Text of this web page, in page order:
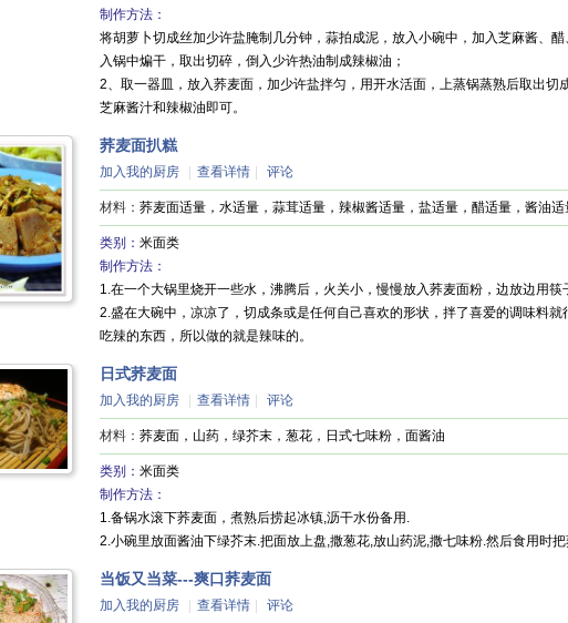
制作方法：
将胡萝卜切成丝加少许盐腌制几分钟，蒜拍成泥，放入小碗中，加入芝麻酱、
入锅中煸干，取出切碎，倒入少许热油制成辣椒油；
2、取一器皿，放入荞麦面，加少许盐拌匀，用开水活面，上蒸锅蒸熟后取出切
芝麻酱汁和辣椒油即可。
荞麦面扒糕
加入我的厨房 查看详情 评论
材料： 荞麦面适量，水适量，蒜茸适量，辣椒酱适量，盐适量，醋适量，酱油
类别： 米面类
制作方法：
1.在一个大锅里烧开一些水，沸腾后，火关小，慢慢放入荞麦面粉，边放边用筷
2.盛在大碗中，凉凉了，切成条或是任何自己喜欢的形状，拌了喜爱的调味料
吃辣的东西，所以做的就是辣味的。
日式荞麦面
加入我的厨房 查看详情 评论
材料： 荞麦面，山药，绿芥末，葱花，日式七味粉，面酱油
类别： 米面类
制作方法：
1.备锅水滚下荞麦面，煮熟后捞起冰镇,沥干水份备用.
2.小碗里放面酱油下绿芥末.把面放上盘,撒葱花,放山药泥,撒七味粉.然后食用时
当饭又当菜---爽口荞麦面
加入我的厨房 查看详情 评论